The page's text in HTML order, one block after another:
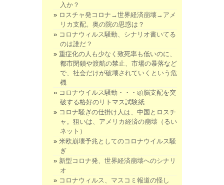
入か？
ロスチャ発コロナ→世界経済崩壊→アメ
リカ支配。奥の院の思惑は？
コロナウィルス騒動、シナリオ書いてる
のは誰だ？
重症化の人も少なく致死率も低いのに、
都市閉鎖や渡航の禁止、市場の暴落など
で、社会だけが破壊されていくという危
機
コロナウイルス騒動・・・頭脳支配を突
破する格好のリトマス試験紙
コロナ騒ぎの仕掛け人は、中国とロスチ
ャ。狙いは、アメリカ経済の崩壊（るい
ネット）
米欧崩壊予兆としてのコロナウイルス騒
ぎ
新型コロナ発、世界経済崩壊へのシナリ
オ
コロナウィルス、マスコミ報道の怪し